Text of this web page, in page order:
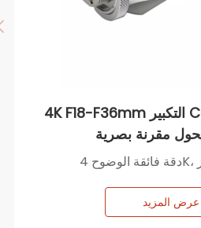
4K F18-F36mm التكبير C-Mount المنظار
مقرنة بصرية
عرض المزيد